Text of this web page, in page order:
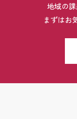
地域の
まずはお